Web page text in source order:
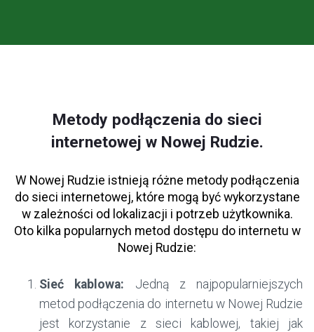
Metody podłączenia do sieci
internetowej w Nowej Rudzie.
W Nowej Rudzie istnieją różne metody podłączenia
do sieci internetowej, które mogą być wykorzystane
w zależności od lokalizacji i potrzeb użytkownika.
Oto kilka popularnych metod dostępu do internetu w
Nowej Rudzie:
Sieć kablowa: Jedną z najpopularniejszych
metod podłączenia do internetu w Nowej Rudzie
jest korzystanie z sieci kablowej, takiej jak